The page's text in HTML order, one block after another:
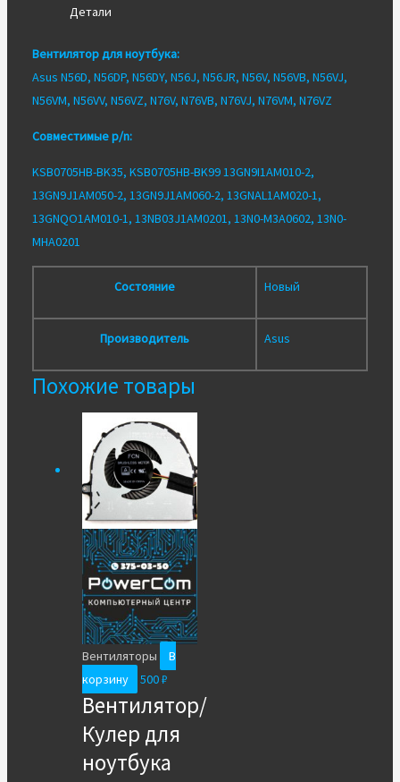
Детали
Вентилятор для ноутбука:
Asus N56D, N56DP, N56DY, N56J, N56JR, N56V, N56VB, N56VJ,
N56VM, N56VV, N56VZ, N76V, N76VB, N76VJ, N76VM, N76VZ
Совместимые p/n:
KSB0705HB-BK35, KSB0705HB-BK99 13GN9I1AM010-2,
13GN9J1AM050-2, 13GN9J1AM060-2, 13GNAL1AM020-1,
13GNQO1AM010-1, 13NB03J1AM0201, 13N0-M3A0602, 13N0-
MHA0201
Состояние Новый
Производитель Asus
Похожие товары
Вентиляторы
В
корзину
500₽
Вентилятор/
Кулер для
ноутбука